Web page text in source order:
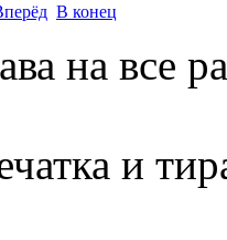
В конец
на все
и